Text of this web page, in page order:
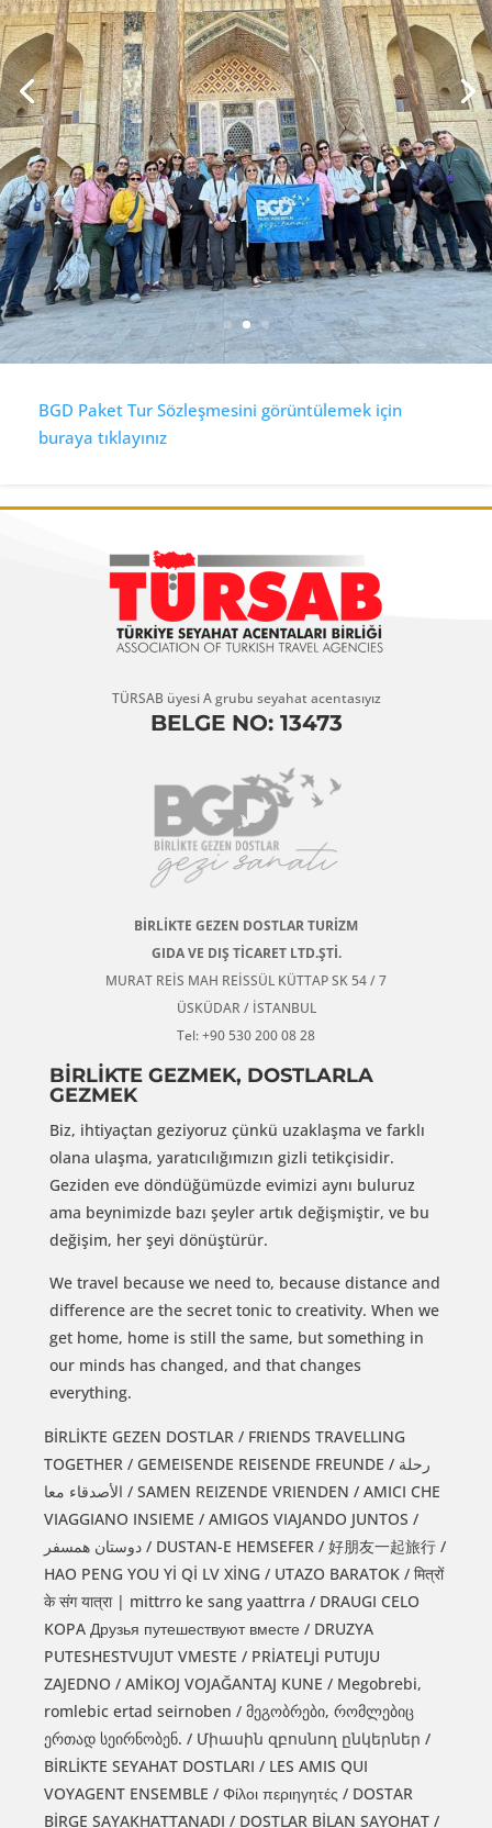
BGD Paket Tur Sözleşmesini görüntülemek için
buraya tıklayınız
TÜRSAB üyesi A grubu seyahat acentasıyız
BELGE NO: 13473
BİRLİKTE GEZEN DOSTLAR TURİZM
GIDA VE DIŞ TİCARET LTD.ŞTİ.
MURAT REİS MAH REİSSÜL KÜTTAP SK 54 / 7
ÜSKÜDAR / İSTANBUL
Tel: +90 530 200 08 28
BİRLİKTE GEZMEK, DOSTLARLA
GEZMEK
Biz, ihtiyaçtan geziyoruz çünkü uzaklaşma ve farklı
olana ulaşma, yaratıcılığımızın gizli tetikçisidir.
Geziden eve döndüğümüzde evimizi aynı buluruz
ama beynimizde bazı şeyler artık değişmiştir, ve bu
değişim, her şeyi dönüştürür.
We travel because we need to, because distance and
difference are the secret tonic to creativity. When we
get home, home is still the same, but something in
our minds has changed, and that changes
everything.
BİRLİKTE GEZEN DOSTLAR / FRIENDS TRAVELLING
TOGETHER / GEMEISENDE REISENDE FREUNDE / رحلة
الأصدقاء معا / SAMEN REIZENDE VRIENDEN / AMICI CHE
VIAGGIANO INSIEME / AMIGOS VIAJANDO JUNTOS /
دوستان همسفر / DUSTAN-E HEMSEFER / 好朋友一起旅行 /
HAO PENG YOU Yİ Qİ LV XİNG / UTAZO BARATOK / मित्रों
के संग यात्रा | mittrro ke sang yaattrra / DRAUGI CELO
KOPA Друзья путешествуют вместе / DRUZYA
PUTESHESTVUJUT VMESTE / PRİATELJİ PUTUJU
ZAJEDNO / AMİKOJ VOJAĞANTAJ KUNE / Megobrebi,
romlebic ertad seirnoben / მეგობრები, რომლებიც
ერთად სეირნობენ. / Միասին զբոսնող ընկերներ /
BİRLİKTE SEYAHAT DOSTLARI / LES AMIS QUI
VOYAGENT ENSEMBLE / Φίλοι περιηγητές / DOSTAR
BİRGE SAYAKHATTANADI / DOSTLAR BİLAN SAYOHAT /